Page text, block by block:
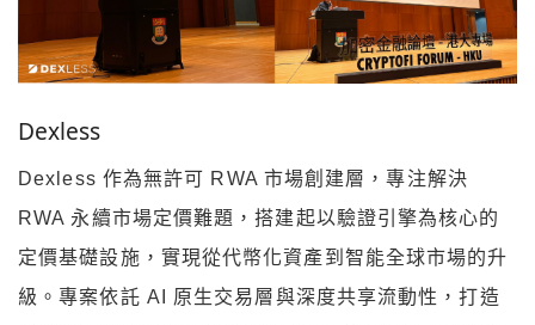
Dexless
Dexless 作為無許可 RWA 市場創建層，專注解決
RWA 永續市場定價難題，搭建起以驗證引擎為核心的
定價基礎設施，實現從代幣化資產到智能全球市場的升
級。專案依託 AI 原生交易層與深度共享流動性，打造